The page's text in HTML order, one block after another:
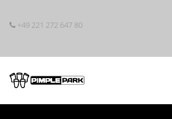
+49 221 272 647 80